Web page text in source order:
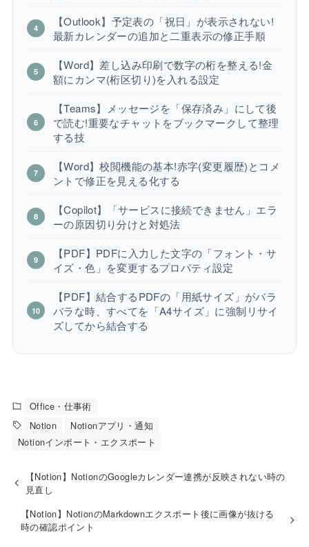
【Outlook】予定表の「祝日」が表示されない!
最新カレンダーの追加と二重表示の修正手順
【Word】差し込み印刷で数字の桁を整える!金
額にカンマ(桁区切り)を入れる設定
【Teams】メッセージを「保存済み」にして後
で読む!重要なチャットをブックマークして整理
する技
【Word】校閲機能の基本!赤字(変更履歴)とコメ
ントで修正を見える化する
【Copilot】「サービスに接続できません」エラ
ーの原因切り分けと対処法
【PDF】PDFに入力した文字の「フォント・サ
イズ・色」を変更するプロパティ設定
【PDF】結合するPDFの「用紙サイズ」がバラ
バラな時、すべてを「A4サイズ」に強制リサイ
ズしてから結合する
Office・仕事術
Notion
Notionアプリ・通知
Notionインポート・エクスポート
【Notion】NotionのGoogleカレンダー連携が反映されない時の
見直し
【Notion】NotionのMarkdownエクスポート後に画像が抜ける
時の確認ポイント